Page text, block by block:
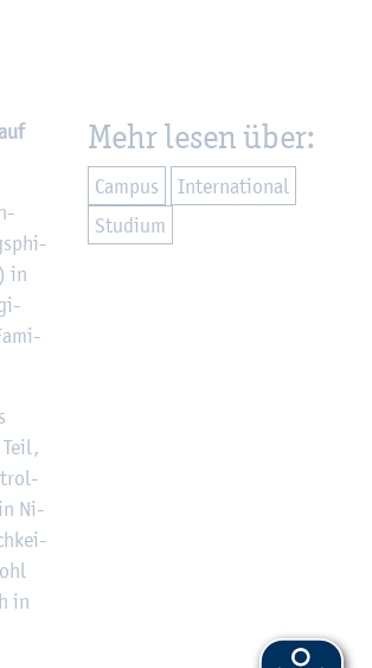
in
in Ni­
in
Mehr lesen über:
Cam­pus
In­ter­na­tio­nal
Stu­di­um